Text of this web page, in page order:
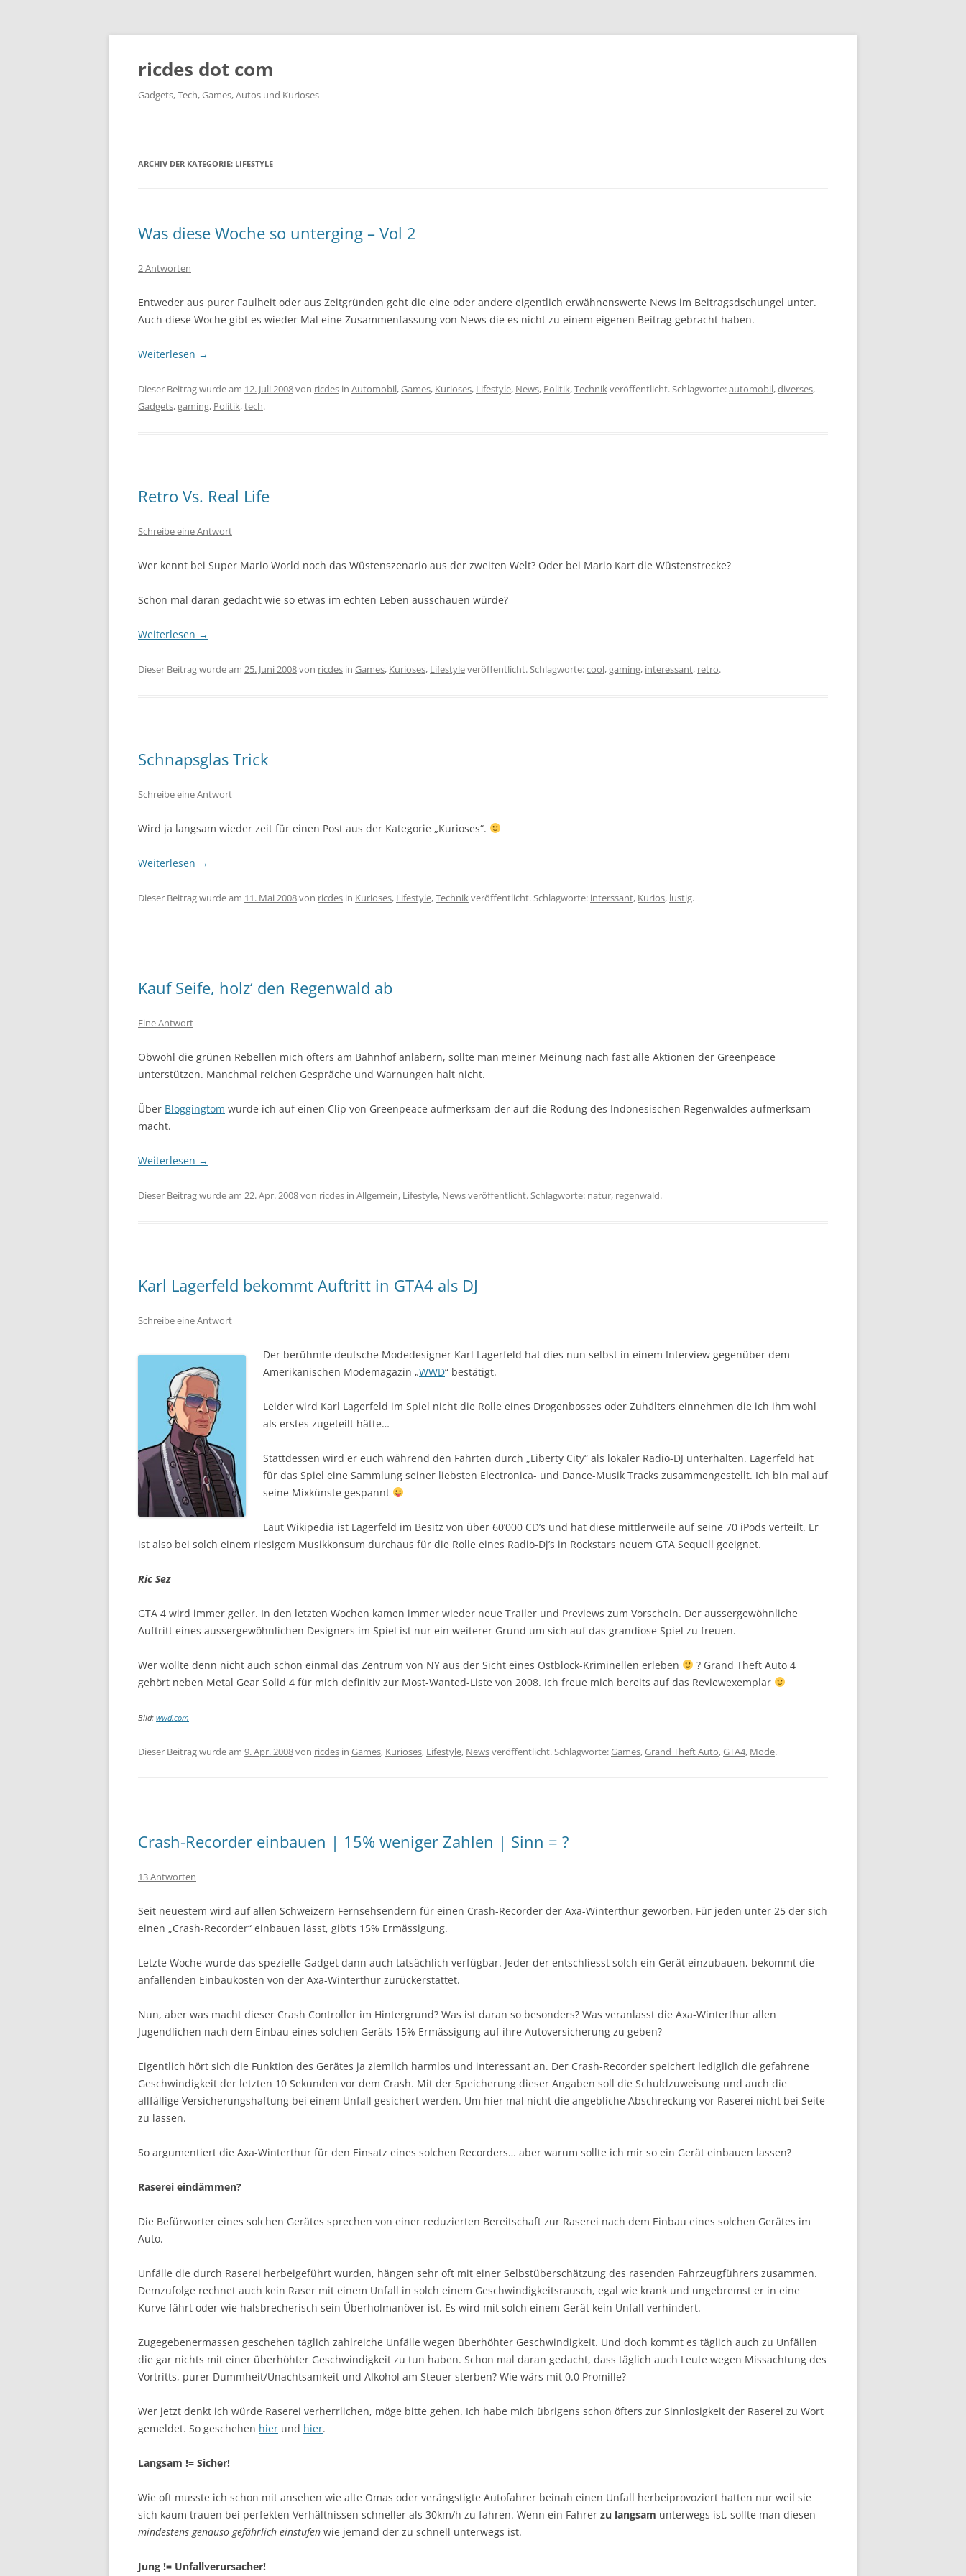
ricdes dot com
Gadgets, Tech, Games, Autos und Kurioses
ARCHIV DER KATEGORIE: LIFESTYLE
Was diese Woche so unterging – Vol 2
2 Antworten
Entweder aus purer Faulheit oder aus Zeitgründen geht die eine oder andere eigentlich erwähnenswerte News im Beitragsdschungel unter.
Auch diese Woche gibt es wieder Mal eine Zusammenfassung von News die es nicht zu einem eigenen Beitrag gebracht haben.
Weiterlesen →
Dieser Beitrag wurde am 12. Juli 2008von ricdes in Automobil,Games, Kurioses, Lifestyle, News, Politik,Technikveröffentlicht. Schlagworte:automobil,diverses,
Gadgets,gaming, Politik,tech.
Retro Vs. Real Life
Schreibe eine Antwort
Wer kennt bei Super Mario World noch das Wüstenszenario aus der zweiten Welt? Oder bei Mario Kart die Wüstenstrecke?
Schon mal daran gedacht wie so etwas im echten Leben ausschauen würde?
Weiterlesen →
Dieser Beitrag wurde am 25. Juni 2008von ricdes in Games, Kurioses, Lifestyleveröffentlicht. Schlagworte:cool,gaming, interessant, retro.
Schnapsglas Trick
Schreibe eine Antwort
Wird ja langsam wieder zeit für einen Post aus der Kategorie „Kurioses“.
Weiterlesen →
Dieser Beitrag wurde am 11. Mai 2008von ricdes in Kurioses, Lifestyle,Technikveröffentlicht. Schlagworte: interssant, Kurios, lustig.
Kauf Seife, holz‘ den Regenwald ab
Eine Antwort
Obwohl die grünen Rebellen mich öfters am Bahnhof anlabern, sollte man meiner Meinung nach fast alle Aktionen der Greenpeace
unterstützen. Manchmal reichen Gespräche und Warnungen halt nicht.
Über Bloggingtom wurde ich auf einen Clip von Greenpeace aufmerksam der auf die Rodung des Indonesischen Regenwaldes aufmerksam
macht.
Weiterlesen →
Dieser Beitrag wurde am 22. Apr. 2008von ricdes in Allgemein, Lifestyle, Newsveröffentlicht. Schlagworte: natur, regenwald.
Karl Lagerfeld bekommt Auftritt in GTA4 als DJ
Schreibe eine Antwort
Der berühmte deutsche Modedesigner Karl Lagerfeld hat dies nun selbst in einem Interview gegenüber dem
Amerikanischen Modemagazin „WWD“ bestätigt.
Leider wird Karl Lagerfeld im Spiel nicht die Rolle eines Drogenbosses oder Zuhälters einnehmen die ich ihm wohl
als erstes zugeteilt hätte…
Stattdessen wird er euch während den Fahrten durch „Liberty City“ als lokaler Radio-DJ unterhalten. Lagerfeld hat
für das Spiel eine Sammlung seiner liebsten Electronica- und Dance-Musik Tracks zusammengestellt. Ich bin mal auf
seine Mixkünste gespannt
Laut Wikipedia ist Lagerfeld im Besitz von über 60’000 CD’s und hat diese mittlerweile auf seine 70 iPods verteilt. Er
ist also bei solch einem riesigem Musikkonsum durchaus für die Rolle eines Radio-Dj’s in Rockstars neuem GTA Sequell geeignet.
Ric Sez
GTA 4 wird immer geiler. In den letzten Wochen kamen immer wieder neue Trailer und Previews zum Vorschein. Der aussergewöhnliche
Auftritt eines aussergewöhnlichen Designers im Spiel ist nur ein weiterer Grund um sich auf das grandiose Spiel zu freuen.
Wer wollte denn nicht auch schon einmal das Zentrum von NY aus der Sicht eines Ostblock-Kriminellen erleben
? Grand Theft Auto 4
gehört neben Metal Gear Solid 4 für mich definitiv zur Most-Wanted-Liste von 2008. Ich freue mich bereits auf das Reviewexemplar
Bild: wwd.com
Dieser Beitrag wurde am 9. Apr. 2008von ricdes in Games, Kurioses, Lifestyle, Newsveröffentlicht. Schlagworte:Games,Grand Theft Auto,GTA4, Mode.
Crash-Recorder einbauen | 15% weniger Zahlen | Sinn = ?
13 Antworten
Seit neuestem wird auf allen Schweizern Fernsehsendern für einen Crash-Recorder der Axa-Winterthur geworben. Für jeden unter 25 der sich
einen „Crash-Recorder“ einbauen lässt, gibt’s 15% Ermässigung.
Letzte Woche wurde das spezielle Gadget dann auch tatsächlich verfügbar. Jeder der entschliesst solch ein Gerät einzubauen, bekommt die
anfallenden Einbaukosten von der Axa-Winterthur zurückerstattet.
Nun, aber was macht dieser Crash Controller im Hintergrund? Was ist daran so besonders? Was veranlasst die Axa-Winterthur allen
Jugendlichen nach dem Einbau eines solchen Geräts 15% Ermässigung auf ihre Autoversicherung zu geben?
Eigentlich hört sich die Funktion des Gerätes ja ziemlich harmlos und interessant an. Der Crash-Recorder speichert lediglich die gefahrene
Geschwindigkeit der letzten 10 Sekunden vor dem Crash. Mit der Speicherung dieser Angaben soll die Schuldzuweisung und auch die
allfällige Versicherungshaftung bei einem Unfall gesichert werden. Um hier mal nicht die angebliche Abschreckung vor Raserei nicht bei Seite
zu lassen.
So argumentiert die Axa-Winterthur für den Einsatz eines solchen Recorders… aber warum sollte ich mir so ein Gerät einbauen lassen?
Raserei eindämmen?
Die Befürworter eines solchen Gerätes sprechen von einer reduzierten Bereitschaft zur Raserei nach dem Einbau eines solchen Gerätes im
Auto.
Unfälle die durch Raserei herbeigeführt wurden, hängen sehr oft mit einer Selbstüberschätzung des rasenden Fahrzeugführers zusammen.
Demzufolge rechnet auch kein Raser mit einem Unfall in solch einem Geschwindigkeitsrausch, egal wie krank und ungebremst er in eine
Kurve fährt oder wie halsbrecherisch sein Überholmanöver ist. Es wird mit solch einem Gerät kein Unfall verhindert.
Zugegebenermassen geschehen täglich zahlreiche Unfälle wegen überhöhter Geschwindigkeit. Und doch kommt es täglich auch zu Unfällen
die gar nichts mit einer überhöhter Geschwindigkeit zu tun haben. Schon mal daran gedacht, dass täglich auch Leute wegen Missachtung des
Vortritts, purer Dummheit/Unachtsamkeit und Alkohol am Steuer sterben? Wie wärs mit 0.0 Promille?
Wer jetzt denkt ich würde Raserei verherrlichen, möge bitte gehen. Ich habe mich übrigens schon öfters zur Sinnlosigkeit der Raserei zu Wort
gemeldet. So geschehen hier und hier.
Langsam != Sicher!
Wie oft musste ich schon mit ansehen wie alte Omas oder verängstigte Autofahrer beinah einen Unfall herbeiprovoziert hatten nur weil sie
sich kaum trauen bei perfekten Verhältnissen schneller als 30km/h zu fahren. Wenn ein Fahrer zu langsam unterwegs ist, sollte man diesen
mindestens genauso gefährlich einstufen wie jemand der zu schnell unterwegs ist.
Jung != Unfallverursacher!